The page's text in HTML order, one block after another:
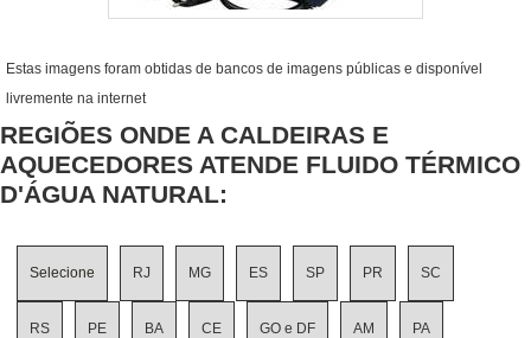
Estas imagens foram obtidas de bancos de imagens públicas e disponível
livremente na internet
REGIÕES ONDE A CALDEIRAS E
AQUECEDORES ATENDE FLUIDO TÉRMICO
D'ÁGUA NATURAL:
Selecione RJ MG ES SP PR SC
RS PE BA CE GO e DF AM PA